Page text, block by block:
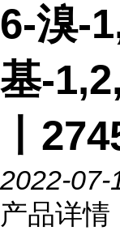
6-溴-
基-
丨
2022-07-
产品详情